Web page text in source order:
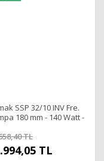
SSP 32/10 INV Fre.
180 mm - 140 Watt -
TL
TL